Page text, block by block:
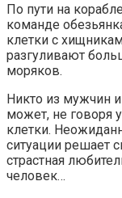
По пути на
команде
клетки с
разгуливают
моряков.
Никто из мужчин
может, не говоря
клетки.
ситуации решает
страстная
человек…